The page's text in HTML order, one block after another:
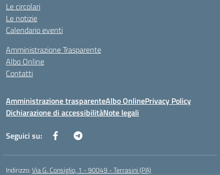
Le circolari
Le notizie
Calendario eventi
Amministrazione Trasparente
Albo Online
Contatti
Amministrazione trasparenteAlbo OnlinePrivacy Policy
Dichiarazione di accessibilitàNote legali
Seguici su:
Indirizzo:Via G. Consiglio, 1 - 90049 - Terrasini (PA)